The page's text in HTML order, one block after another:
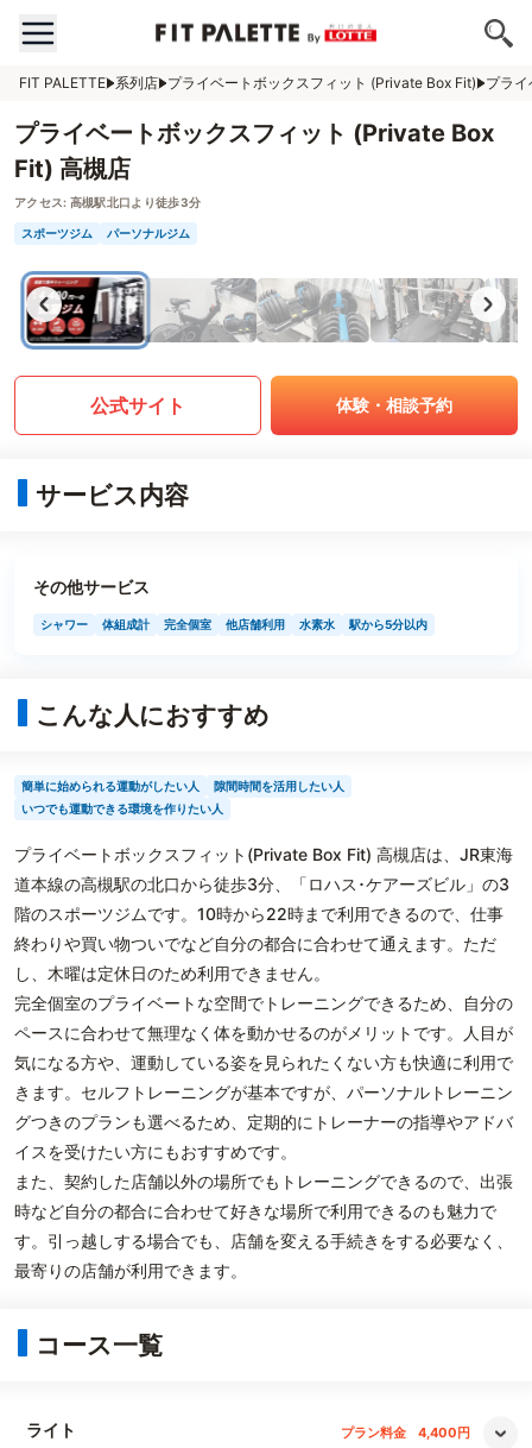
FIT PALETTE 系列店 プライベートボックスフィット (Private Box Fit) プラ
プライベートボックスフィット (Private Box
Fit) 高槻店
アクセス: 高槻駅北口より徒歩3分
スポーツジム パーソナルジム
公式サイト 体験・相談予約
サービス内容
その他サービス
シャワー 体組成計 完全個室 他店舗利用 水素水 駅から5分以内
こんな人におすすめ
簡単に始められる運動がしたい人
隙間時間を活用したい人
いつでも運動できる環境を作りたい人
プライベートボックスフィット(Private Box Fit) 高槻店は、JR東海
道本線の高槻駅の北口から徒歩3分、「ロハス･ケアーズビル」の3
階のスポーツジムです。10時から22時まで利用できるので、仕事
終わりや買い物ついでなど自分の都合に合わせて通えます。ただ
し、木曜は定休日のため利用できません。
完全個室のプライベートな空間でトレーニングできるため、自分の
ペースに合わせて無理なく体を動かせるのがメリットです。人目が
気になる方や、運動している姿を見られたくない方も快適に利用で
きます。セルフトレーニングが基本ですが、パーソナルトレーニン
グつきのプランも選べるため、定期的にトレーナーの指導やアドバ
イスを受けたい方にもおすすめです。
また、契約した店舗以外の場所でもトレーニングできるので、出張
時など自分の都合に合わせて好きな場所で利用できるのも魅力で
す。引っ越しする場合でも、店舗を変える手続きをする必要なく、
最寄りの店舗が利用できます。
コース一覧
ライト プラン料金 4,400円